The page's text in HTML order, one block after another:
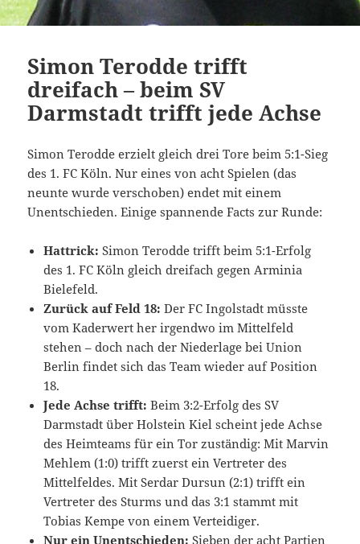
Simon Terodde trifft
dreifach – beim SV
Darmstadt trifft jede Achse
Simon Terodde erzielt gleich drei Tore beim 5:1-Sieg
des 1. FC Köln. Nur eines von acht Spielen (das
neunte wurde verschoben) endet mit einem
Unentschieden. Einige spannende Facts zur Runde:
Hattrick: Simon Terodde trifft beim 5:1-Erfolg
des 1. FC Köln gleich dreifach gegen Arminia
Bielefeld.
Zurück auf Feld 18: Der FC Ingolstadt müsste
vom Kaderwert her irgendwo im Mittelfeld
stehen – doch nach der Niederlage bei Union
Berlin findet sich das Team wieder auf Position
18.
Jede Achse trifft: Beim 3:2-Erfolg des SV
Darmstadt über Holstein Kiel scheint jede Achse
des Heimteams für ein Tor zuständig: Mit Marvin
Mehlem (1:0) trifft zuerst ein Vertreter des
Mittelfeldes. Mit Serdar Dursun (2:1) trifft ein
Vertreter des Sturms und das 3:1 stammt mit
Tobias Kempe von einem Verteidiger.
Nur ein Unentschieden: Sieben der acht Partien